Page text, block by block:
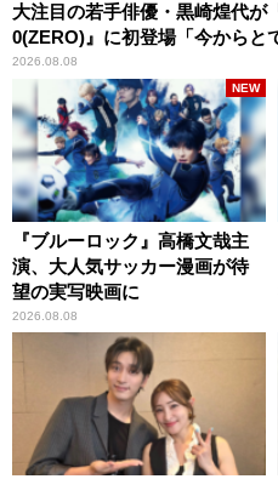
大注目の若手俳優・黒崎煌代が
0(ZERO)』に初登場「今からと
2026.08.08
『ブルーロック』高橋文哉主
演、大人気サッカー漫画が待
望の実写映画に
2026.08.08
NEW